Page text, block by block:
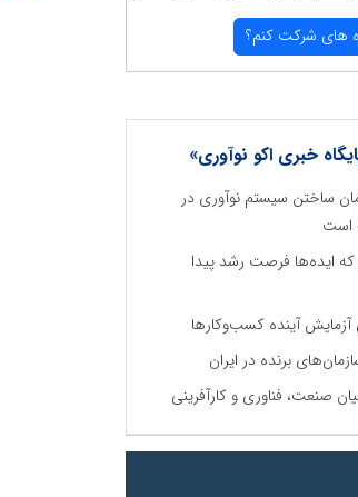
های شركت كنم؟
خبری اکو نوآوری»
ساختن سیستم نوآوری در
است
که ایده‌ها فرصت رشد پیدا
آزمایش آینده کسب‌وکارها
برنده در ایران
صنعت، فناوری و کارآفرینی